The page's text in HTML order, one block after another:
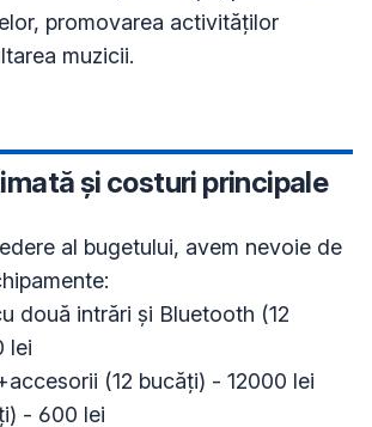
promovarea activităților
muzicii.
și costuri principale
al bugetului, avem nevoie de
două intrări și Bluetooth (12
lei
(12 bucăți) - 12000 lei
- 600 lei